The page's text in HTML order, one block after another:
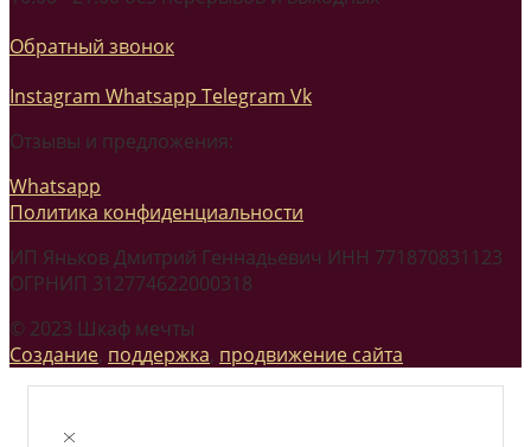
Обратный звонок
Instagram Whatsapp Telegram Vk
Отзывы и предложения:
Whatsapp
Политика конфиденциальности
ИП Яньков Дмитрий Геннадьевич ИНН 771870831123
ОГРНИП 312774622000318
© 2023 Шкаф мечты
Создание, поддержка, продвижение сайта